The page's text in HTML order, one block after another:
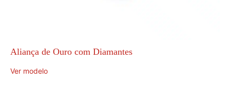
Aliança de Ouro com Diamantes
Ver modelo